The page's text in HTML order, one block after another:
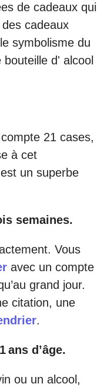
de cadeaux qui
cadeaux
symbolisme du
d' alcool
21 cases,
à cet
un superbe
semaines.
Vous
avec un compte
grand jour.
citation, une
.
ans d’âge.
ou un alcool,